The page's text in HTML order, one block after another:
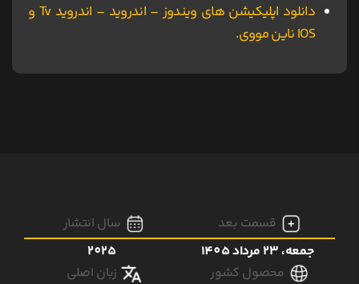
دانلود اپلیکیشن های ویندوز – اندروید – اندروید Tv و
IOS ناین مووی.
قسمت بعد
جمعه، 23 مرداد 1405
سال انتشار
2025
محصول کشور
زبان اصلی